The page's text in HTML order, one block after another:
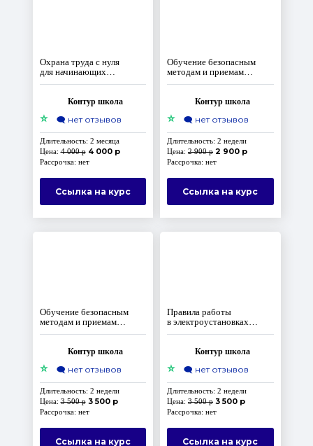
Охрана труда с нуля
для начинающих
специалистов,
Контур школа
⭐ 🗨️ нет отзывов
Длительность: 2 месяца
Цена:4 000 р 4 000 р
Рассрочка: нет
Ссылка на курс
Обучение безопасным
методам и приемам
выполнения работ
к которым предъявляются
требования, Программа В
Контур школа
⭐ 🗨️ нет отзывов
Длительность: 2 недели
Цена: 2 900 р 2 900 р
Рассрочка: нет
Ссылка на курс
Обучение безопасным
методам и приемам
выполнения работ
или опасных
факторов, источников
опасности, выявленных
в рамках СОУТ и оценки
профрисков, Программа Б
Контур школа
⭐ 🗨️ нет отзывов
Длительность: 2 недели
Цена:3 500 р 3 500 р
Рассрочка: нет
Ссылка на курс
Правила работы
в электроустановках
для ответственных лиц
заместителейКонтур школа
⭐ 🗨️ нет отзывов
Длительность: 2 недели
Цена: 3 500 р 3 500 р
Рассрочка: нет
Ссылка на курс